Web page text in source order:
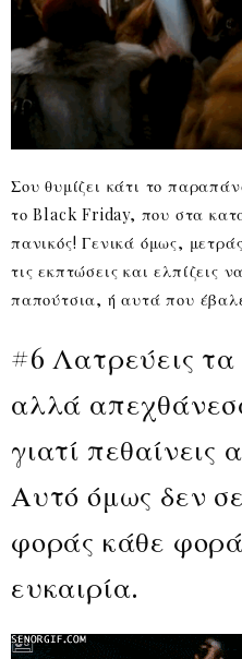
Σου θυμίζει κάτι το
το Black Friday, που στα
πανικός! Γενικά όμως,
τις εκπτώσεις και ελπίζεις
παπούτσια, ή αυτά που
#6 Λατρεύεις
αλλά
γιατί πεθαίνεις
Αυτό όμως δεν
φοράς κάθε
ευκαιρία.